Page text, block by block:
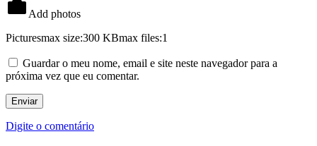
Add photos
Picturesmax size:300 KBmax files:1
Guardar o meu nome, email e site neste navegador para a
próxima vez que eu comentar.
Digite o comentário